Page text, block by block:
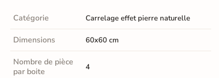
Catégorie Carrelage effet pierre naturelle
Dimensions 60x60 cm
Nombre de pièce
par boite
4